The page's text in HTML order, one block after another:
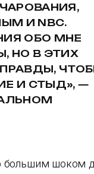
И NBC.
ОБО МНЕ
НО В ЭТИХ
И СТЫД», —
большим шоком